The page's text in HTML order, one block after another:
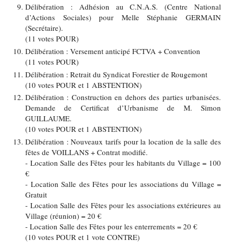
Délibération : Adhésion au C.N.A.S. (Centre National
d’Actions Sociales) pour Melle Stéphanie GERMAIN
(Secrétaire).
(11 votes POUR)
Délibération : Versement anticipé FCTVA + Convention
(11 votes POUR)
Délibération : Retrait du Syndicat Forestier de Rougemont
(10 votes POUR et 1 ABSTENTION)
Délibération : Construction en dehors des parties urbanisées.
Demande de Certificat d’Urbanisme de M. Simon
GUILLAUME.
(10 votes POUR et 1 ABSTENTION)
Délibération : Nouveaux tarifs pour la location de la salle des
fêtes de VOILLANS + Contrat modifié.
- Location Salle des Fêtes pour les habitants du Village = 100
€
- Location Salle des Fêtes pour les associations du Village =
Gratuit
- Location Salle des Fêtes pour les associations extérieures au
Village (réunion) = 20 €
- Location Salle des Fêtes pour les enterrements = 20 €
(10 votes POUR et 1 vote CONTRE)